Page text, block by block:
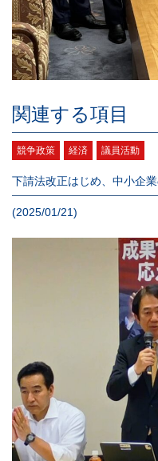
関連する項目
競争政策 経済 議員活動
下請法改正はじめ、中小企
(2025/01/21)